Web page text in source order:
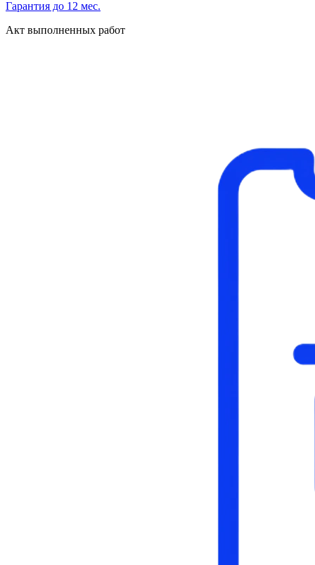
Гарантия до 12 мес.
Акт выполненных работ